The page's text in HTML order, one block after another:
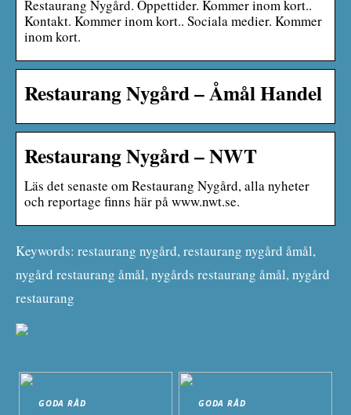
Restaurang Nygård. Öppettider. Kommer inom kort..
Kontakt. Kommer inom kort.. Sociala medier. Kommer
inom kort.
Restaurang Nygård – Åmål Handel
Restaurang Nygård – NWT
Läs det senaste om Restaurang Nygård, alla nyheter
och reportage finns här på www.nwt.se.
Keywords: restaurang nygård, restaurang nygård åmål,
nygård restaurang åmål, nygårds restaurang åmål, nygård
restaurang
GODA RÅD GODA RÅD